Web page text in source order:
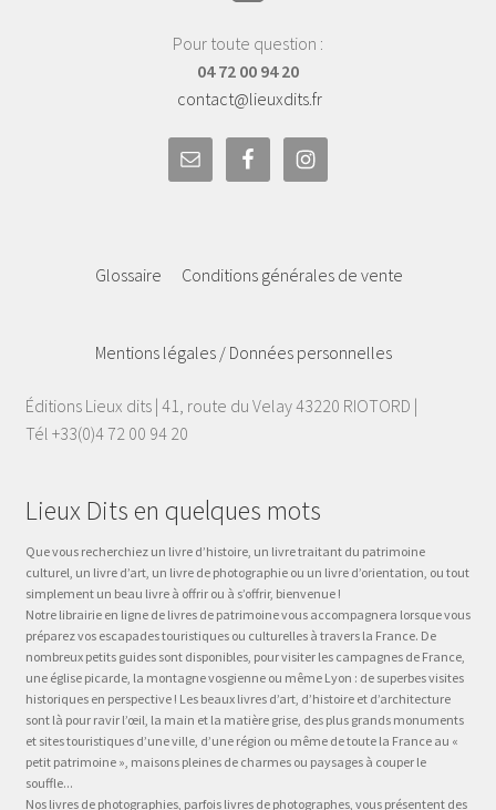
Pour toute question :
04 72 00 94 20
contact@lieuxdits.fr
Glossaire Conditions générales de vente
Mentions légales / Données personnelles
Éditions Lieux dits | 41, route du Velay 43220 RIOTORD |
Tél +33(0)4 72 00 94 20
Lieux Dits en quelques mots
Que vous recherchiez un livre d’histoire, un livre traitant du patrimoine
culturel, un livre d’art, un livre de photographie ou un livre d’orientation, ou tout
simplement un beau livre à offrir ou à s’offrir, bienvenue !
Notre librairie en ligne de livres de patrimoine vous accompagnera lorsque vous
préparez vos escapades touristiques ou culturelles à travers la France. De
nombreux petits guides sont disponibles, pour visiter les campagnes de France,
une église picarde, la montagne vosgienne ou même Lyon : de superbes visites
historiques en perspective ! Les beaux livres d’art, d’histoire et d’architecture
sont là pour ravir l’œil, la main et la matière grise, des plus grands monuments
et sites touristiques d’une ville, d’une région ou même de toute la France au «
petit patrimoine », maisons pleines de charmes ou paysages à couper le
souffle...
Nos livres de photographies, parfois livres de photographes, vous présentent des